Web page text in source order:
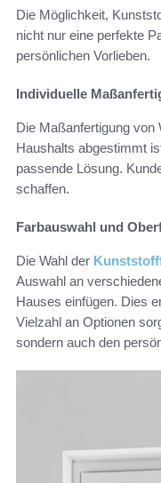
Die Möglichkeit,
nicht nur eine perfekte
persönlichen Vorlieben.
Individuelle
Die Maßanfertigung von
Haushalts abgestimmt
passende Lösung.
schaffen.
Farbauswahl und
Die Wahl der
Auswahl an
Hauses einfügen. Dies
Vielzahl an Optionen
sondern auch den